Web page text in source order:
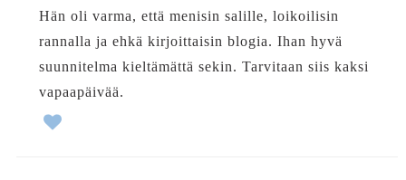
Hän oli varma, että menisin salille, loikoilisin
rannalla ja ehkä kirjoittaisin blogia. Ihan hyvä
suunnitelma kieltämättä sekin. Tarvitaan siis kaksi
vapaapäivää.